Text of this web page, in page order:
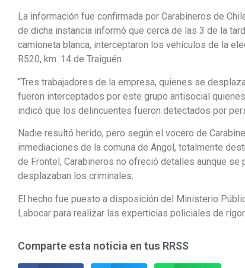
La información fue confirmada por Carabineros de
de dicha instancia informó que cerca de las 3 de la
camioneta blanca, interceptaron los vehículos de la
R520, km. 14 de Traiguén.
“Tres trabajadores de la empresa, quienes se
fueron interceptados por este grupo antisocial
indicó que los delincuentes fueron detectados por
Nadie resultó herido, pero según el vocero de
inmediaciones de la comuna de Angol, totalmente
de Frontel, Carabineros no ofreció detalles aunque
desplazaban los criminales.
El hecho fue puesto a disposición del Ministerio
Labocar para realizar las experticias policiales de rigor.
Comparte esta noticia en tus RRSS